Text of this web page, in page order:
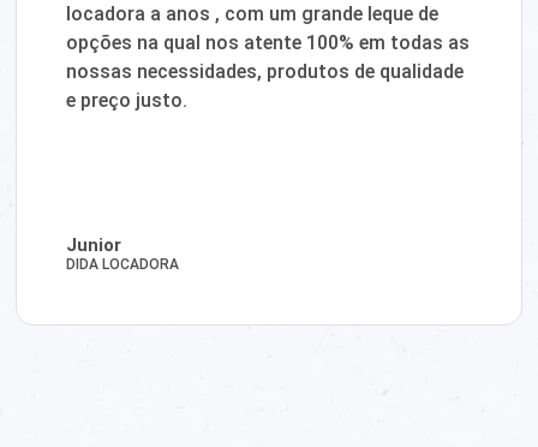
locadora a anos , com um grande leque de
opções na qual nos atente 100% em todas as
nossas necessidades, produtos de qualidade
e preço justo.
Junior
DIDA LOCADORA